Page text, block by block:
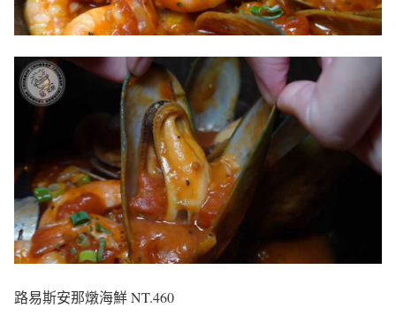
路易斯安那燉海鮮 NT.460